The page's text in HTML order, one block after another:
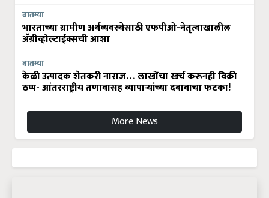
बातम्या
भारताच्या ग्रामीण अर्थव्यवस्थेसाठी एफपीओ-नेतृत्वाखालील
अ‍ॅग्रीव्होल्टाईक्सची आशा
बातम्या
केळी उत्पादक शेतकरी नाराज… लाखोंचा खर्च करूनही विक्री
ठप्प- आंतरराष्ट्रीय तणावासह व्यापाऱ्यांच्या दबावाचा फटका!
More News